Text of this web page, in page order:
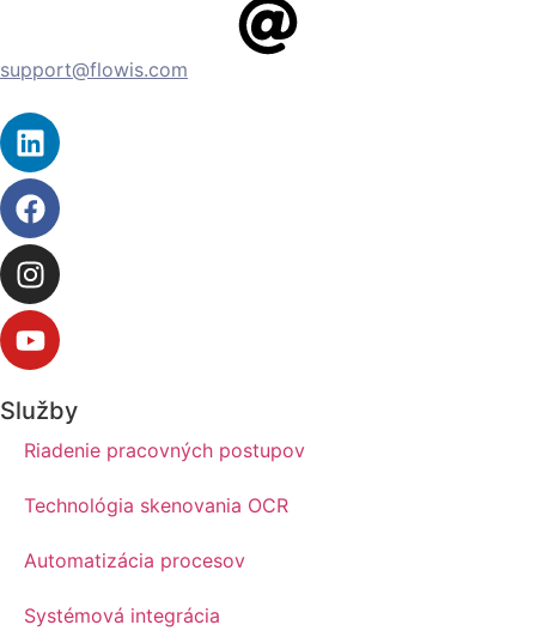
support@flowis.com
Služby
Riadenie pracovných postupov
Technológia skenovania OCR
Automatizácia procesov
Systémová integrácia